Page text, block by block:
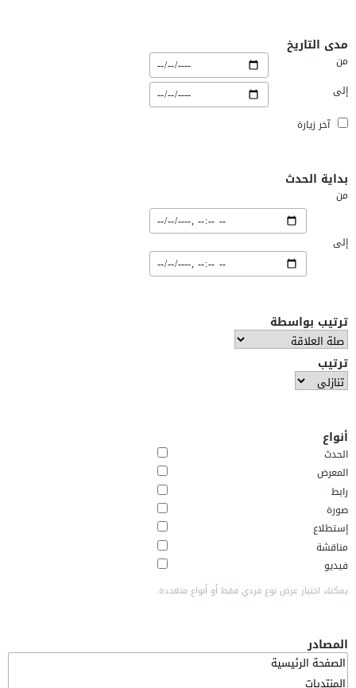
مدى التاريخ
من
إلى
آخر زيارة
بداية الحدث
من
إلى
ترتيب بواسطة
ترتيب
أنواع
الحدث
المعرض
رابط
صورة
إستطلاع
مناقشة
فيديو
يمكنك اختيار عرض نوع فردي فقط أو أنواع متعددة.
المصادر